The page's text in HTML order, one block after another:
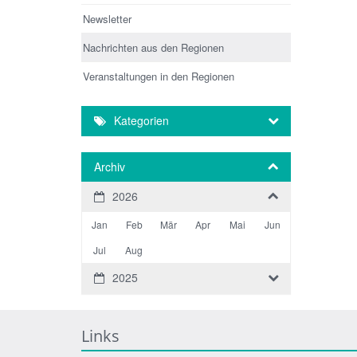
Newsletter
Nachrichten aus den Regionen
Veranstaltungen in den Regionen
Kategorien
Archiv
2026
Jan Feb Mär Apr Mai
Jun
Jul
Aug
2025
Links